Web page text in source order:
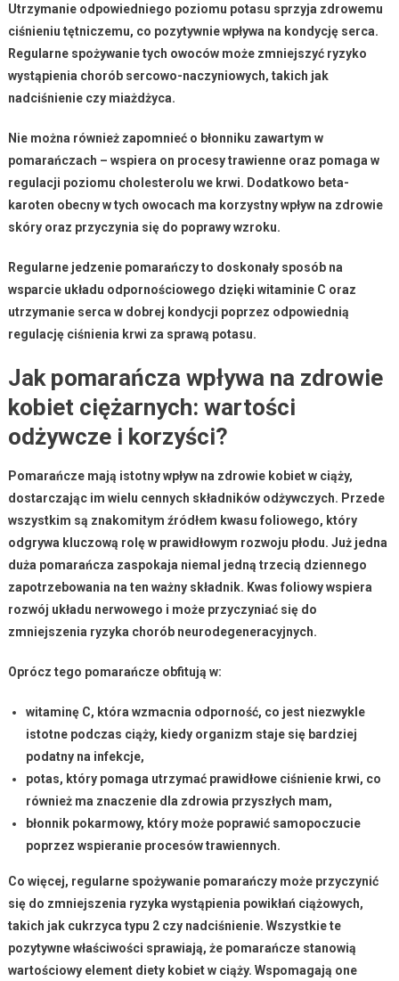
Utrzymanie odpowiedniego poziomu potasu sprzyja zdrowemu
ciśnieniu tętniczemu, co pozytywnie wpływa na kondycję serca.
Regularne spożywanie tych owocówmoże zmniejszyć ryzyko
wystąpienia chorób sercowo-naczyniowych, takich jak
nadciśnienie czy miażdżyca.
Nie można również zapomnieć o błonniku zawartym w
pomarańczach – wspiera on procesy trawienne oraz pomaga w
regulacji poziomu cholesterolu we krwi. Dodatkowo beta-
karoten obecny w tych owocach ma korzystny wpływ na zdrowie
skóry oraz przyczynia się do poprawy wzroku.
Regularne jedzenie pomarańczyto doskonały sposób na
wsparcie układu odpornościowego dzięki witaminie C oraz
utrzymanie serca w dobrej kondycji poprzez odpowiednią
regulację ciśnienia krwi za sprawą potasu.
Jak pomarańcza wpływa na zdrowie
kobiet ciężarnych: wartości
odżywcze i korzyści?
Pomarańczemają istotny wpływ na zdrowie kobiet w ciąży,
dostarczając im wielu cennych składników odżywczych. Przede
wszystkim są znakomitym źródłem kwasu foliowego, który
odgrywa kluczową rolę w prawidłowym rozwoju płodu. Już jedna
duża pomarańcza zaspokaja niemal jedną trzecią dziennego
zapotrzebowania na ten ważny składnik. Kwas foliowy wspiera
rozwój układu nerwowego i może przyczyniać się do
zmniejszenia ryzyka chorób neurodegeneracyjnych.
Oprócz tego pomarańcze obfitują w:
witaminę C, która wzmacnia odporność, co jest niezwykle
istotne podczas ciąży, kiedy organizm staje się bardziej
podatny na infekcje,
potas, który pomaga utrzymać prawidłowe ciśnienie krwi, co
również ma znaczenie dla zdrowia przyszłych mam,
błonnik pokarmowy, który może poprawić samopoczucie
poprzez wspieranie procesów trawiennych.
Co więcej, regularne spożywanie pomarańczy może przyczynić
się do zmniejszenia ryzyka wystąpienia powikłań ciążowych,
takich jak cukrzyca typu 2czy nadciśnienie. Wszystkie te
pozytywne właściwości sprawiają, że pomarańcze stanowią
wartościowy element diety kobiet w ciąży. Wspomagają one